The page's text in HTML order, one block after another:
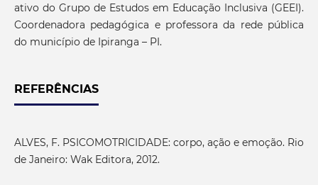
ativo do Grupo de Estudos em Educação Inclusiva (GEEI).
Coordenadora pedagógica e professora da rede pública
do município de Ipiranga – PI.
REFERÊNCIAS
ALVES, F. PSICOMOTRICIDADE: corpo, ação e emoção. Rio
de Janeiro: Wak Editora, 2012.